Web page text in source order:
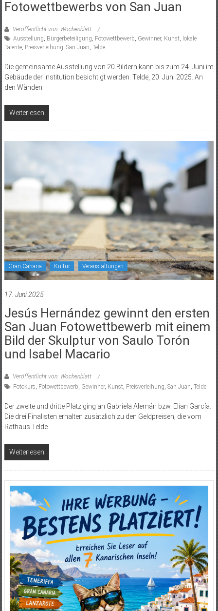
Fotowettbewerbs von San Juan
Veröffentlicht von: Wochenblatt
Ausstellung Bürgerbeteiligung Fotowettbewerb Gewinner, Kunst
lokale
Talente, Preisverleihung San Juan Telde
Die gemeinsame Ausstellung von 20 Bildern kann bis zum 24. Juni im
Gebäude der Institution besichtigt werden. Telde, 20. Juni 2025. An
den Wänden
Weiterlesen
Gran Canaria Kultur Veranstaltungen
17. Juni 2025
Jesús Hernández gewinnt den ersten
San Juan Fotowettbewerb mit einem
Bild der Skulptur von Saulo Torón
und Isabel Macario
Veröffentlicht von: Wochenblatt
Fotokurs Fotowettbewerb Gewinner, Kunst Preisverleihung San Juan Telde
Der zweite und dritte Platz ging an Gabriela Alemán bzw. Elian García.
Die drei Finalisten erhalten zusätzlich zu den Geldpreisen, die vom
Rathaus Telde
Weiterlesen